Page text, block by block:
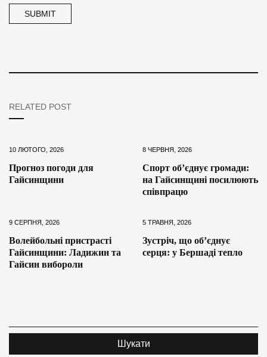
RELATED POST
10 ЛЮТОГО, 2026
Прогноз погоди для
Гайсинщини
8 ЧЕРВНЯ, 2026
Спорт об’єднує громади:
на Гайсинщині посилюють
співпрацю
9 СЕРПНЯ, 2026
Волейбольні пристрасті
Гайсинщини: Ладижин та
Гайсин вибороли
5 ТРАВНЯ, 2026
Зустріч, що об’єднує
серця: у Бершаді тепло